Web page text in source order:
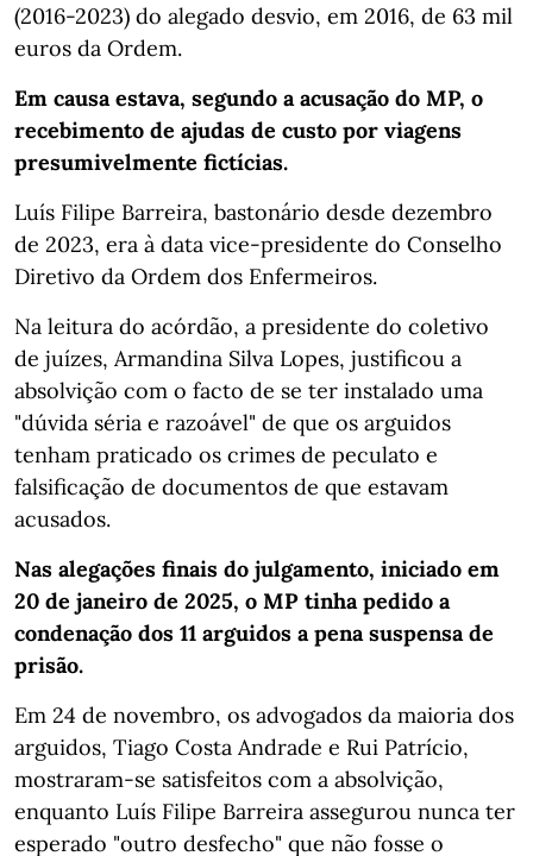
(2016-2023) do alegado desvio, em 2016, de 63 mil
euros da Ordem.
Em causa estava, segundo a acusação do MP, o
recebimento de ajudas de custo por viagens
presumivelmente fictícias.
Luís Filipe Barreira, bastonário desde dezembro
de 2023, era à data vice-presidente do Conselho
Diretivo da Ordem dos Enfermeiros.
Na leitura do acórdão, a presidente do coletivo
de juízes, Armandina Silva Lopes, justificou a
absolvição com o facto de se ter instalado uma
"dúvida séria e razoável" de que os arguidos
tenham praticado os crimes de peculato e
falsificação de documentos de que estavam
acusados.
Nas alegações finais do julgamento, iniciado em
20 de janeiro de 2025, o MP tinha pedido a
condenação dos 11 arguidos a pena suspensa de
prisão.
Em 24 de novembro, os advogados da maioria dos
arguidos, Tiago Costa Andrade e Rui Patrício,
mostraram-se satisfeitos com a absolvição,
enquanto Luís Filipe Barreira assegurou nunca ter
esperado "outro desfecho" que não fosse o